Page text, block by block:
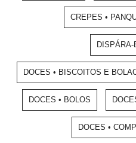
CREPES •
DOCES • BISCOITOS E
DOCES • BOLOS
DOCES •